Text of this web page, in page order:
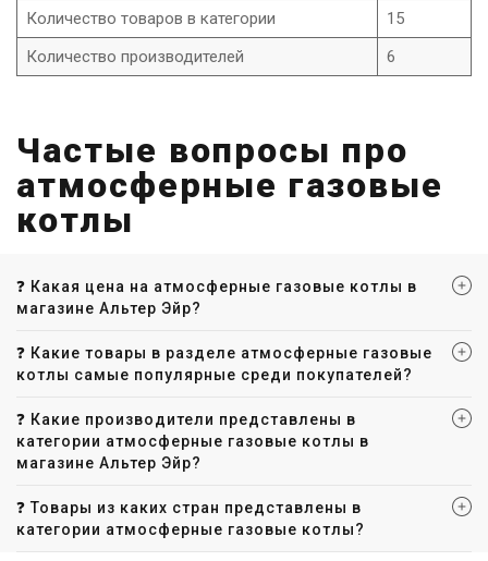
Количество товаров в категории
15
Количество производителей
6
Частые вопросы про
атмосферные газовые
котлы
❓ Какая цена на атмосферные газовые котлы в
магазине Альтер Эйр?
❓ Какие товары в разделе атмосферные газовые
котлы самые популярные среди покупателей?
❓ Какие производители представлены в
категории атмосферные газовые котлы в
магазине Альтер Эйр?
❓ Товары из каких стран представлены в
категории атмосферные газовые котлы?